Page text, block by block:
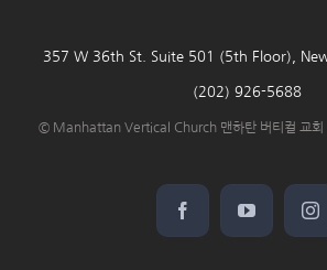
357 W 36th St. Suite 501 (5th Floor),
(202) 926-5688
© Manhattan Vertical Church 맨하탄 버티컬 교회
FacebookYouTube